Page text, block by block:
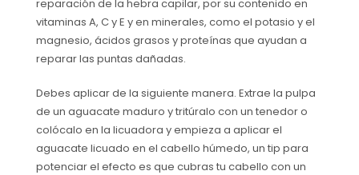
reparación de la hebra capilar, por su contenido en
vitaminas A, C y E y en minerales, como el potasio y el
magnesio, ácidos grasos y proteínas que ayudan a
reparar las puntas dañadas.
Debes aplicar de la siguiente manera. Extrae la pulpa
de un aguacate maduro y tritúralo con un tenedor o
colócalo en la licuadora y empieza a aplicar el
aguacate licuado en el cabello húmedo, un tip para
potenciar el efecto es que cubras tu cabello con un